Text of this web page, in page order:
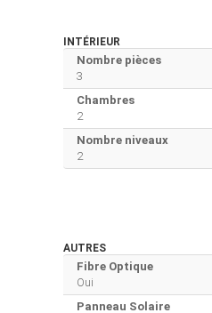
INTÉRIEUR
Nombre pièces
3
Chambres
2
Nombre niveaux
2
AUTRES
Fibre Optique
Oui
Panneau Solaire